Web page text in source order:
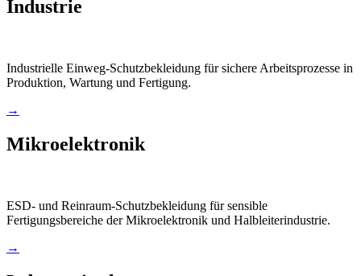
Industrie
Industrielle Einweg-Schutzbekleidung für sichere Arbeitsprozesse in
Produktion, Wartung und Fertigung.
→
Mikroelektronik
ESD- und Reinraum-Schutzbekleidung für sensible
Fertigungsbereiche der Mikroelektronik und Halbleiterindustrie.
→